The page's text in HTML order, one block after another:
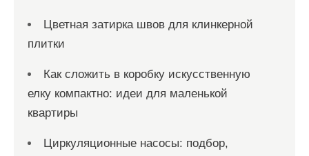
Цветная затирка швов для клинкерной
плитки
Как сложить в коробку искусственную
елку компактно: идеи для маленькой
квартиры
Циркуляционные насосы: подбор,